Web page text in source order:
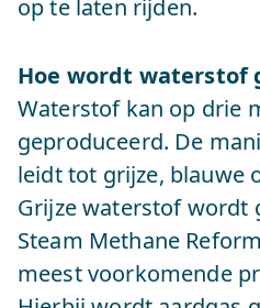
op te laten rijden.
Hoe wordt waterstof
Waterstof kan op drie
geproduceerd. De
leidt tot grijze, blauwe
Grijze waterstof wordt
Steam Methane
meest voorkomende